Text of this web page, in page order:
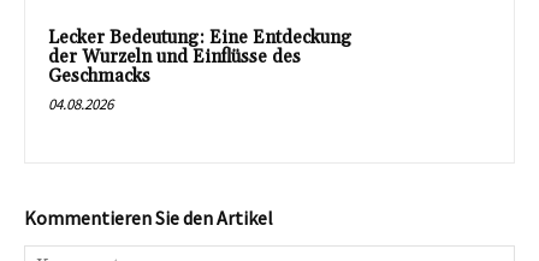
Lecker Bedeutung: Eine Entdeckung
der Wurzeln und Einflüsse des
Geschmacks
04.08.2026
Kommentieren Sie den Artikel